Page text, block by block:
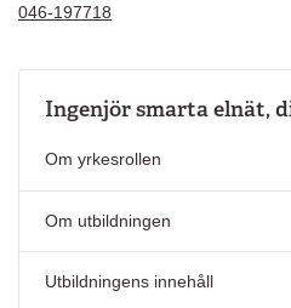
046-197718
Ingenjör smarta elnät,
Om yrkesrollen
Om utbildningen
Utbildningens innehåll